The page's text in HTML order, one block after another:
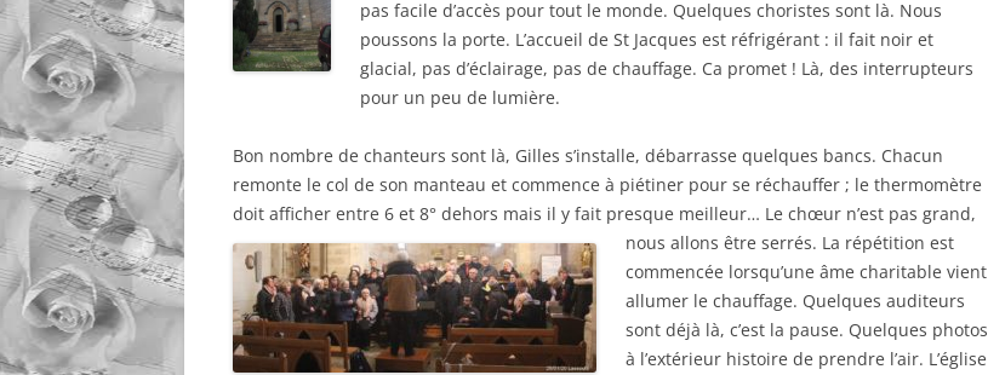
pas facile d’accès pour tout le monde. Quelques choristes sont là. Nous
poussons la porte. L’accueil de St Jacques est réfrigérant : il fait noir et
glacial, pas d’éclairage, pas de chauffage. Ca promet ! Là, des interrupteurs
pour un peu de lumière.
Bon nombre de chanteurs sont là, Gilles s’installe, débarrasse quelques bancs. Chacun
remonte le col de son manteau et commence à piétiner pour se réchauffer ; le thermomètre
doit afficher entre 6 et 8° dehors mais il y fait presque meilleur… Le chœur n’est pas grand,
nous allons être serrés. La répétition est
commencée lorsqu’une âme charitable vient
allumer le chauffage. Quelques auditeurs
sont déjà là, c’est la pause. Quelques photos
à l’extérieur histoire de prendre l’air. L’église